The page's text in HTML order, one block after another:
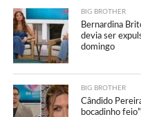
BIG BROTHER
Bernardina
devia ser
domingo
BIG BROTHER
Cândido
bocadinho feio”